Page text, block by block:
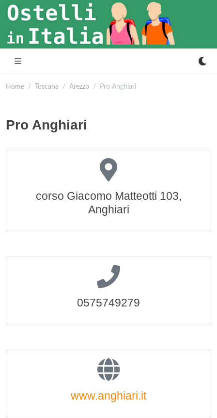
Home Toscana Arezzo Pro Anghiari
Pro Anghiari
corso Giacomo Matteotti 103,
Anghiari
0575749279
www.anghiari.it